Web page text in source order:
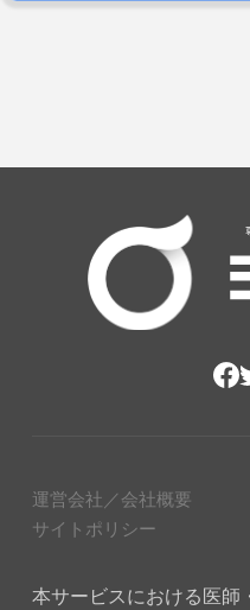
運営会社／会社概要
サイトポリシー
本サービスにおける医師